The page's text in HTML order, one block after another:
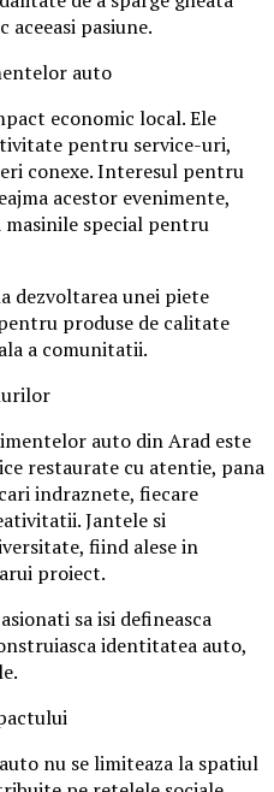
pasiune.
auto
economic local. Ele
pentru service-uri,
conexe. Interesul pentru
acestor evenimente,
special pentru
dezvoltarea unei piete
produse de calitate
a comunitatii.
auto din Arad este
restaurate cu atentie, pana
indraznete, fiecare
Jantele si
fiind alese in
proiect.
sa isi defineasca
identitatea auto,
nu se limiteaza la spatiul